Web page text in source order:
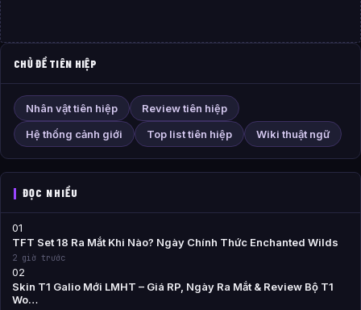
CHỦ ĐỀ TIÊN HIỆP
Nhân vật tiên hiệp
Review tiên hiệp
Hệ thống cảnh giới
Top list tiên hiệp Wiki thuật ngữ
ĐỌC NHIỀU
01
TFT Set 18 Ra Mắt Khi Nào? Ngày Chính Thức Enchanted Wilds
2 giờ trước
02
Skin T1 Galio Mới LMHT – Giá RP, Ngày Ra Mắt & Review Bộ T1
Wo…